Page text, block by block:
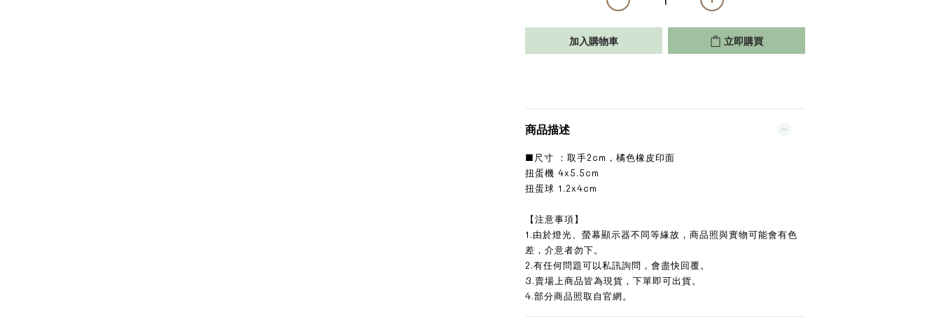
加入購物車 立即購買
商品描述
■尺寸 ：取手2cm，橘色橡皮印面
扭蛋機 4x5.5cm
扭蛋球 1.2x4cm
【注意事項】
1.由於燈光、螢幕顯示器不同等緣故，商品照與實物可能會有色
差，介意者勿下。
2.有任何問題可以私訊詢問，會盡快回覆。
3.賣場上商品皆為現貨，下單即可出貨。
4.部分商品照取自官網。